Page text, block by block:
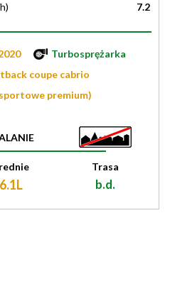
7.2
Turbosprężarka
coupe cabrio
premium)
6.1L
Trasa
b.d.